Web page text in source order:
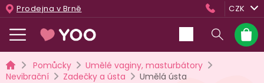
Přejít
na
obsah
Prodejna v Brně CZK
košík
DomůPomůcky
Umělé vaginy, masturbátory
Nevibrační
Zadečky a ústa Umělá ústa